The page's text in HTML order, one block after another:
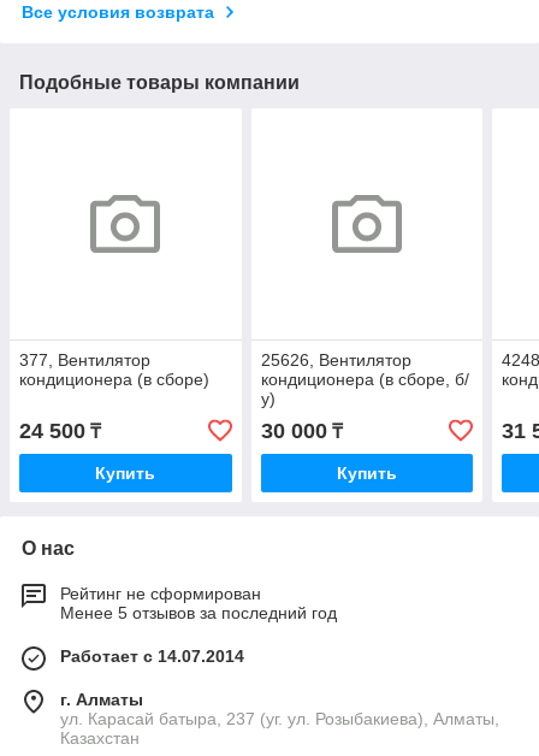
Все условия возврата
Подобные товары компании
377, Вентилятор
кондиционера (в сборе)
24 500 ₸
Купить
25626, Вентилятор
кондиционера (в сборе, б/
у)
30 000₸
Купить
31
О нас
Рейтинг не сформирован
Менее 5 отзывов за последний год
Работает с 14.07.2014
г. Алматы
ул. Карасай батыра, 237 (уг. ул. Розыбакиева), Алматы,
Казахстан